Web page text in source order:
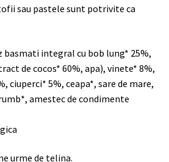
sau pastele sunt potrivite ca
basmati integral cu bob lung* 25%,
de cocos* 60%, apa), vinete* 8%,
ciuperci* 5%, ceapa*, sare de mare,
amestec de condimente
urme de telina.